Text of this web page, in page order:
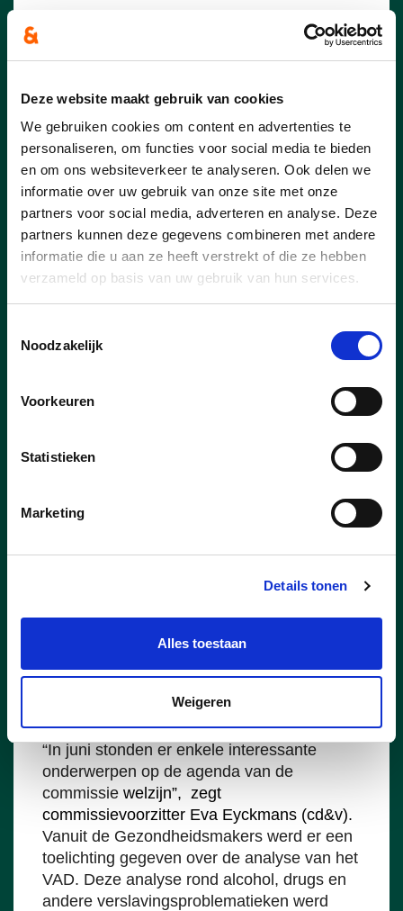
Deze website maakt gebruik van cookies
We gebruiken cookies om content en advertenties te
personaliseren, om functies voor social media te bieden
en om ons websiteverkeer te analyseren. Ook delen we
informatie over uw gebruik van onze site met onze
partners voor social media, adverteren en analyse. Deze
partners kunnen deze gegevens combineren met andere
informatie die u aan ze heeft verstrekt of die ze hebben
verzameld op basis van uw gebruik van hun services.
Noodzakelijk
Voorkeuren
Statistieken
Marketing
Details tonen
Alles toestaan
Weigeren
meerjarenplan wordt voor veel inwoners
van Essen de impact van de gewijzigde
concreet. Heel wat inwoners kregen de
voorbije weken hun aanslagbiljet voor de
onroerende voorheffing in de bus en
stellen vast dat het te betalen bedrag
duidelijk hoger ligt. Ook verhuurders en
eigenaars van vastgoed merken het
verschil.
lees meer
STEFF NOUWS
Welzijnscommissie boog zich
over verslavingen
“In juni stonden er enkele interessante
onderwerpen op de agenda van de
commissie welzijn”, zegt
commissievoorzitter Eva Eyckmans (cd&v).
Vanuit de Gezondheidsmakers werd er een
toelichting gegeven over de analyse van het
VAD. Deze analyse rond alcohol, drugs en
andere verslavingsproblematieken werd